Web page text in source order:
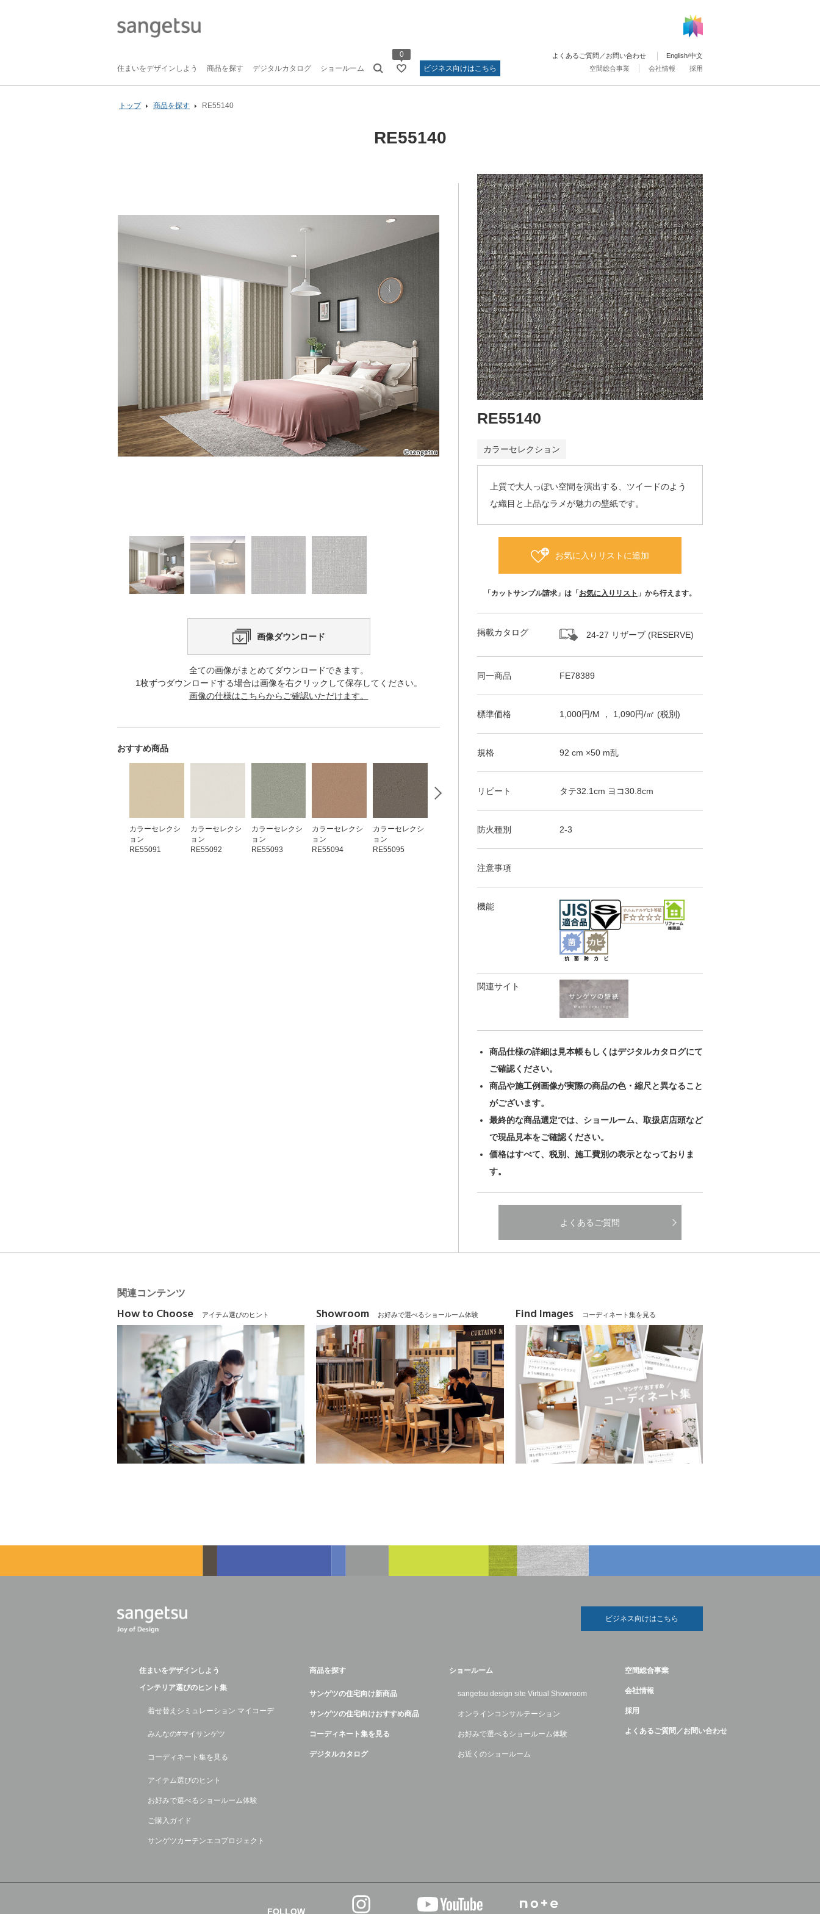
住まいをデザインしよう 商品を探す デジタルカタログ ショールーム
0
ビジネス向けはこちら
空間総合事業 会社情報 採用
よくあるご質問／お問い合わせ English/中文
トップ 商品を探す RE55140
RE55140
画像ダウンロード
全ての画像がまとめてダウンロードできます。
1枚ずつダウンロードする場合は画像を右クリックして保存してください。
画像の仕様はこちらからご確認いただけます。
おすすめ商品
カラーセレクシ
ョン
RE55091
カラーセレクシ
ョン
RE55092
カラーセレクシ
ョン
RE55093
カラーセレクシ
ョン
RE55094
カラーセレクシ
ョン
RE55095
カラーセレクシ
カラーセレクシ
RE55097
カラーセレクシ
RE55098
RE55099
RE55100
RE55140
カラーセレクション
上質で大人っぽい空間を演出する、ツイードのよう
な織目と上品なラメが魅力の壁紙です。
お気に入りリストに追加
「カットサンプル請求」は「 お気に入りリスト 」から行えます。
掲載カタログ 24-27 リザーブ (RESERVE)
同一商品 FE78389
標準価格 1,000円/M ， 1,090円/㎡ (税別)
規格 92 cm ×50 m乱
リピート タテ32.1cm ヨコ30.8cm
防火種別 2-3
注意事項
機能
関連サイト
商品仕様の詳細は見本帳もしくはデジタルカタログにて
ご確認ください。
商品や施工例画像が実際の商品の色・縮尺と異なること
がございます。
最終的な商品選定では、ショールーム、取扱店店頭など
で現品見本をご確認ください。
価格はすべて、税別、施工費別の表示となっておりま
す。
よくあるご質問
関連コンテンツ
How to Choose アイテム選びのヒント Showroom お好みで選べるショールーム体験 Find Images コーディネート集を見る
ビジネス向けはこちら
住まいをデザインしよう
インテリア選びのヒント集
着せ替えシミュレーション マイコーデ
みんなの#マイサンゲツ
コーディネート集を見る
アイテム選びのヒント
お好みで選べるショールーム体験
ご購入ガイド
サンゲツカーテンエコプロジェクト
商品を探す
サンゲツの住宅向け新商品
サンゲツの住宅向けおすすめ商品
コーディネート集を見る
デジタルカタログ
ショールーム
sangetsu design site Virtual Showroom
オンラインコンサルテーション
お好みで選べるショールーム体験
お近くのショールーム
空間総合事業
会社情報
採用
よくあるご質問／お問い合わせ
FOLLOW